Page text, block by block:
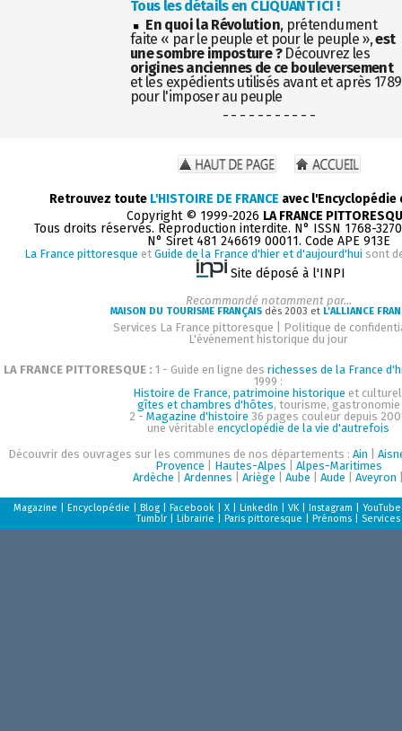
Tous les détails en CLIQUANT ICI !
En quoi la Révolution, prétendument
faite « par le peuple et pour le peuple »,est
une sombre imposture ?Découvrez les
origines anciennes de ce bouleversement
et les expédients utilisés avant et après 1789
pour l'imposer au peuple
- - - - - - - - - - -
Retrouvez toute L'HISTOIRE DE FRANCE avec
Copyright © 1999-2026 LA FRANCE
Tous droits réservés. Reproduction interdite. N° ISSN 1768-
N° Siret 481 246619 00011. Code APE 913E
La France pittoresque et Guide de la France d'hier et d'aujourd'hui sont
Site déposé à l'INPI
Recommandé notamment par...
MAISON DU TOURISME FRANÇAIS dès 2003 et L'ALLIANCE
Services La France pittoresque
Politique de
L'événement historique du jour
LA FRANCE PITTORESQUE : 1 - Guide en ligne des richesses de la France
1999 :
Histoire de France, patrimoine historique et
gîtes et chambres d'hôtes, tourisme, gastronomie
2 - Magazine d'histoire 36 pages couleur depuis
une véritableencyclopédie de la vie d'autrefois
Découvrir des ouvrages sur les communes de nos départements :Ain |
Provence
Hautes-Alpes
Alpes-Maritimes
Ardèche |Ardennes |Ariège |Aube |Aude |Aveyron
Magazine |Encyclopédie |Blog |Facebook |X |LinkedIn |VK |Instagram |YouTube
Tumblr |Librairie |Paris pittoresque |Prénoms Services